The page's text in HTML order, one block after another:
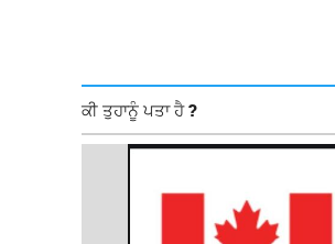
ਕੀ ਤੁਹਾਨੂੰ ਪਤਾ ਹੈ ?